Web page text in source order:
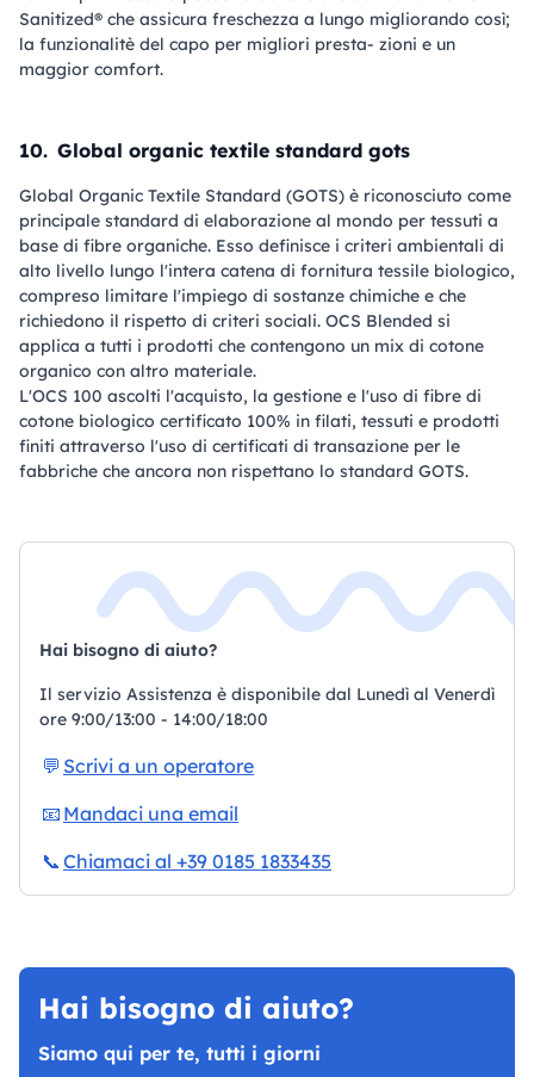
Sanitized® che assicura freschezza a lungo migliorando così;
la funzionalitè del capo per migliori presta- zioni e un
maggior comfort.
10. Global organic textile standard gots
Global Organic Textile Standard (GOTS) è riconosciuto come
principale standard di elaborazione al mondo per tessuti a
base di fibre organiche. Esso definisce i criteri ambientali di
alto livello lungo l'intera catena di fornitura tessile biologico,
compreso limitare l'impiego di sostanze chimiche e che
richiedono il rispetto di criteri sociali. OCS Blended si
applica a tutti i prodotti che contengono un mix di cotone
organico con altro materiale.
L'OCS 100 ascolti l'acquisto, la gestione e l'uso di fibre di
cotone biologico certificato 100% in filati, tessuti e prodotti
finiti attraverso l'uso di certificati di transazione per le
fabbriche che ancora non rispettano lo standard GOTS.
Hai bisogno di aiuto?
Il servizio Assistenza è disponibile dal Lunedì al Venerdì
ore 9:00/13:00 - 14:00/18:00
💬 Scrivi a un operatore
📧 Mandaci una email
📞 Chiamaci al +39 0185 1833435
Hai bisogno di aiuto?
Siamo qui per te, tutti i giorni